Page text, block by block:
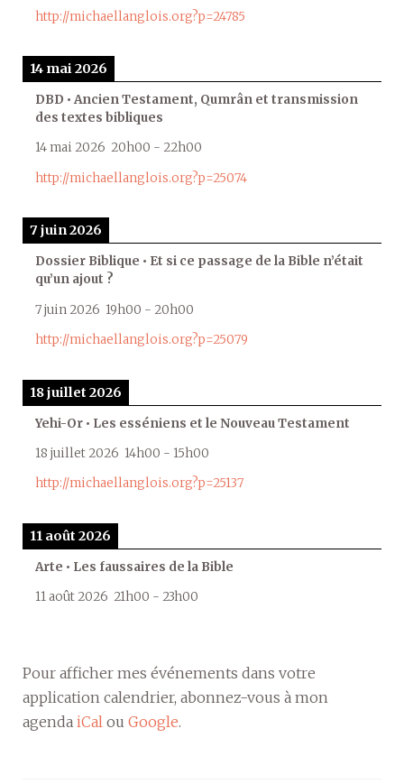
http://michaellanglois.org?p=24785
14 mai 2026
DBD • Ancien Testament, Qumrân et transmission
des textes bibliques
14 mai 2026 20h00 - 22h00
http://michaellanglois.org?p=25074
7 juin 2026
Dossier Biblique • Et si ce passage de la Bible n’était
qu’un ajout ?
7 juin 2026 19h00 - 20h00
http://michaellanglois.org?p=25079
18 juillet 2026
Yehi-Or • Les esséniens et le Nouveau Testament
18 juillet 2026 14h00 - 15h00
http://michaellanglois.org?p=25137
11 août 2026
Arte • Les faussaires de la Bible
11 août 2026 21h00 - 23h00
Pour afficher mes événements dans votre
application calendrier, abonnez-vous à mon
agenda iCal ou Google.